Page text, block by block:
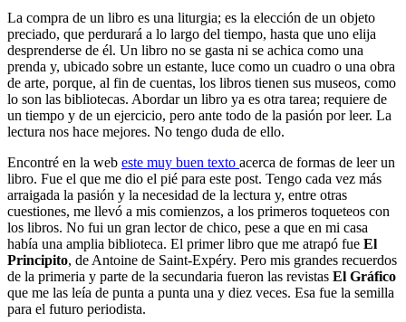
La compra de un libro es una liturgia; es la elección de un objeto
preciado, que perdurará a lo largo del tiempo, hasta que uno elija
desprenderse de él. Un libro no se gasta ni se achica como una
prenda y, ubicado sobre un estante, luce como un cuadro o una obra
de arte, porque, al fin de cuentas, los libros tienen sus museos, como
lo son las bibliotecas. Abordar un libro ya es otra tarea; requiere de
un tiempo y de un ejercicio, pero ante todo de la pasión por leer. La
lectura nos hace mejores. No tengo duda de ello.
Encontré en la web este muy buen texto acerca de formas de leer un
libro. Fue el que me dio el pié para este post. Tengo cada vez más
arraigada la pasión y la necesidad de la lectura y, entre otras
cuestiones, me llevó a mis comienzos, a los primeros toqueteos con
los libros. No fui un gran lector de chico, pese a que en mi casa
había una amplia biblioteca. El primer libro que me atrapó fue El
Principito, de Antoine de Saint-Expéry. Pero mis grandes recuerdos
de la primeria y parte de la secundaria fueron las revistas El Gráfico
que me las leía de punta a punta una y diez veces. Esa fue la semilla
para el futuro periodista.